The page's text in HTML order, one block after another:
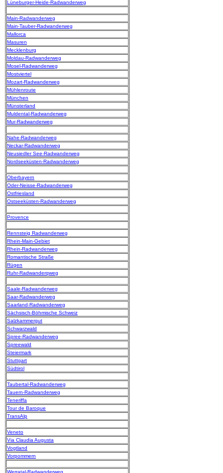
Lüneburger-Heide-Radwanderweg
Main-Radwanderweg
Main-Tauber-Radwanderweg
Mallorca
Masuren
Mecklenburg
Moldau-Radwanderweg
Mosel-Radwanderweg
Mostviertel
Mozart-Radwanderweg
Mühlenroute
München
Münsterland
Muldental-Radwanderweg
Mur-Radwanderweg
Nahe-Radwanderweg
Neckar-Radwanderweg
Neusiedler See-Radwanderweg
Nordseeküsten-Radwanderweg
Oberbayern
Oder-Neisse-Radwanderweg
Ostfriesland
Ostseeküsten-Radwanderweg
Provence
Rennsteig Radwanderweg
Rhein-Main-Gebiet
Rhein-Radwanderweg
Romantische Straße
Rügen
Ruhr-Radwanderqweg
Saale-Radwanderweg
Saar-Radwanderweg
Saarland-Radwanderweg
Sächsisch-Böhmische Schweiz
Salzkammergut
Schwarzwald
Spree-Radwanderweg
Spreewald
Steiermark
Stuttgart
Südtirol
Taubertal-Radwanderweg
Tauern-Radwanderweg
Teneriffa
Tour de Baroque
TransAlp
Veneto
Via Claudia Augusta
Vogtland
Vorpommern
Werratal-Radwanderweg